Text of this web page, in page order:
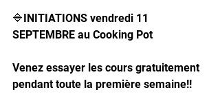
🔷INITIATIONS vendredi 11
SEPTEMBRE au Cooking Pot
Venez essayer les cours gratuitement
pendant toute la première semaine!!